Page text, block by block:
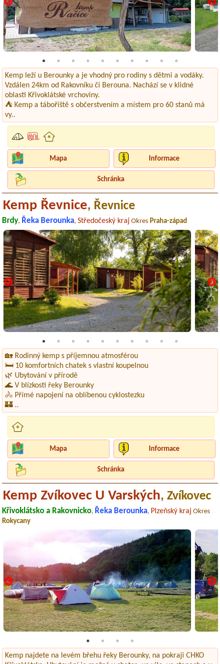
Kemp leží u Berounky a je vhodný pro rodiny s dětmi a vodáky.
Vzdálen 24km od Rakovníku či Berouna. Nachází se v klidné
oblasti Křivoklátské vrchoviny.
⛺ Kemp a tábořiště s občerstvením a místem pro 60 stanů má
vy..
Mapa Informace
Schránka
Kemp Řevnice, Řevnice
Brdy, Řeka Berounka,Středočeský kraj OkresPraha-západ
🏡 Rodinný kemp s příjemnou atmosférou
🛏️ 10 komfortních chatek s vlastní koupelnou
🌿 Ubytování v přírodě
🌊 V blízkosti řeky Berounky
🚴 Přímé napojení na oblíbenou cyklostezku
🏰 ..
Mapa Informace
Schránka
Kemp Zvíkovec U Varských, Zvíkovec
Křivoklátsko a Rakovnicko, Řeka Berounka, Plzeňský kraj Okres
Rokycany
Kemp najdete na levém břehu řeky Berounky, na pokraji CHKO